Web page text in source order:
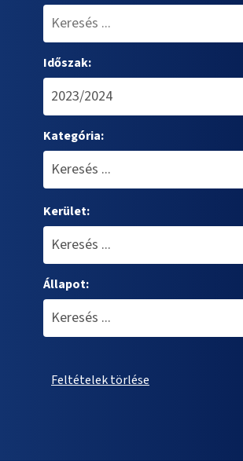
Időszak:
Kategória:
Kerület:
Állapot:
Feltételek törlése